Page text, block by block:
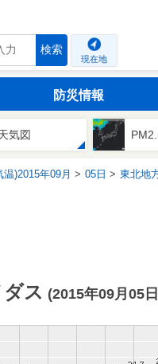
検索
現在地
防災情報
気図
)2015年09月 05日 東北地
ス (2015年09月05